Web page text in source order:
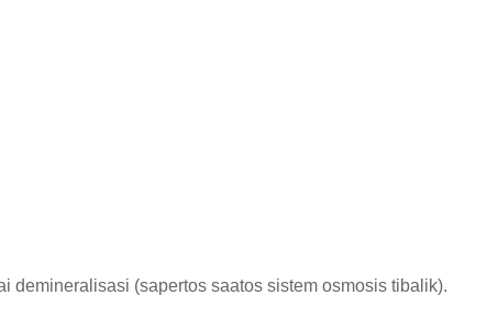
demineralisasi (sapertos saatos sistem osmosis tibalik).